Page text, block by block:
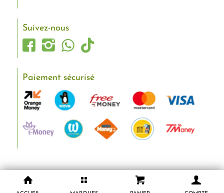
Suivez-nous
Paiement sécurisé